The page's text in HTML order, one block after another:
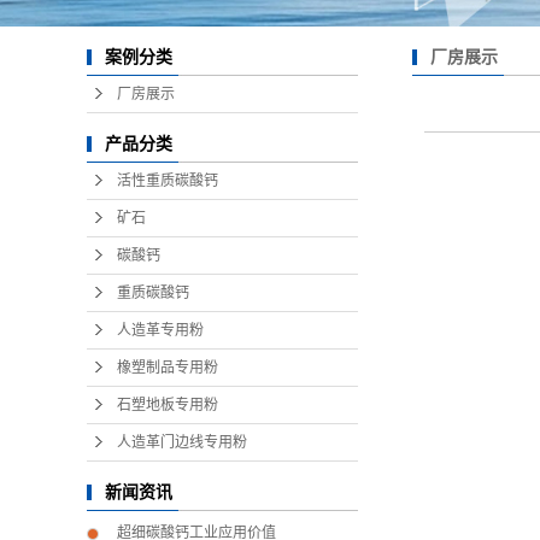
案例分类
厂房展示
产品分类
活性重质碳酸钙
矿石
碳酸钙
重质碳酸钙
人造革专用粉
橡塑制品专用粉
石塑地板专用粉
人造革门边线专用粉
新闻资讯
超细碳酸钙工业应用价值
厂房展示